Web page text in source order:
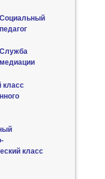
Социальный
педагог
Служба
медиации
класс
класс